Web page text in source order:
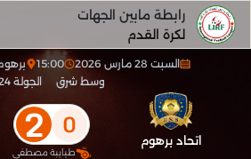
رابطة مابين الجهات
لكرة القدم
السبت 28 مارس 2026 15:00
وسط شرق
الجولة 24
اتحاد برهوم 0
2
طيايبة مصطفى